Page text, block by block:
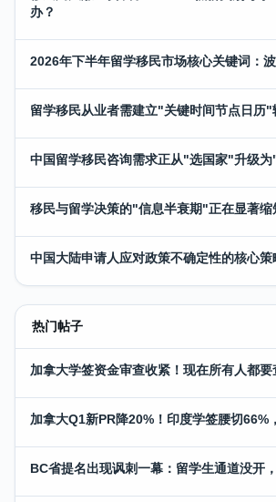
办？
2026年下半年留学移民市场核心关键词：
留学移民从业者需建立"关键时间节点日历"
中国留学移民咨询需求正从"选国家"升级
移民与留学决策的"信息半衰期"正在显著缩
中国大陆申请人应对政策不确定性的核心
热门帖子
加拿大学签资金审查收紧！现在所有人都要
加拿大Q1新PR降20%！印度学签腰切66%
BC省提名出现讽刺一幕：留学生通道没开